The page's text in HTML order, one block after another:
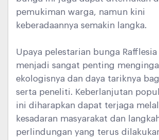
pemukiman warga, namun kini
keberadaannya semakin langka.
Upaya pelestarian bunga Rafflesia
menjadi sangat penting
ekologisnya dan daya tariknya
serta peneliti. Keberlanjutan
ini diharapkan dapat terjaga
kesadaran masyarakat dan
perlindungan yang terus